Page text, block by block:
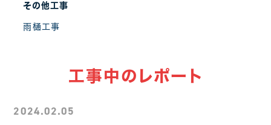
その他工事
雨樋工事
工事中のレポート
2024.02.05